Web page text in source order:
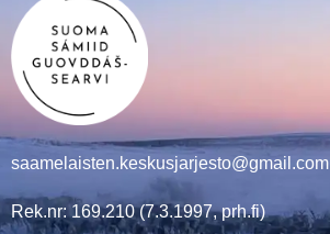
saamelaisten.keskusjarjesto@gmail.com
Rek.nr: 169.210 (7.3.1997, prh.fi)